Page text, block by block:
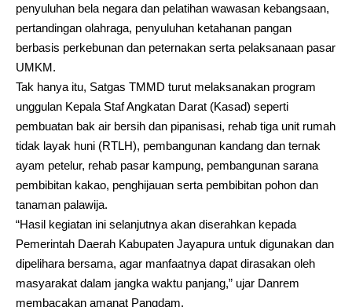
penyuluhan bela negara dan pelatihan wawasan kebangsaan,
pertandingan olahraga, penyuluhan ketahanan pangan
berbasis perkebunan dan peternakan serta pelaksanaan pasar
UMKM.
Tak hanya itu, Satgas TMMD turut melaksanakan program
unggulan Kepala Staf Angkatan Darat (Kasad) seperti
pembuatan bak air bersih dan pipanisasi, rehab tiga unit rumah
tidak layak huni (RTLH), pembangunan kandang dan ternak
ayam petelur, rehab pasar kampung, pembangunan sarana
pembibitan kakao, penghijauan serta pembibitan pohon dan
tanaman palawija.
“Hasil kegiatan ini selanjutnya akan diserahkan kepada
Pemerintah Daerah Kabupaten Jayapura untuk digunakan dan
dipelihara bersama, agar manfaatnya dapat dirasakan oleh
masyarakat dalam jangka waktu panjang,” ujar Danrem
membacakan amanat Pangdam.